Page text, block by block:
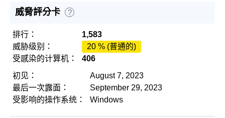
威脅評分卡 ?
排行：
1,583
威胁级别：
20 % (普通的)
受感染的计算机：
406
初见：
August 7, 2023
最后一次露面：
September 29, 2023
受影响的操作系统：
Windows